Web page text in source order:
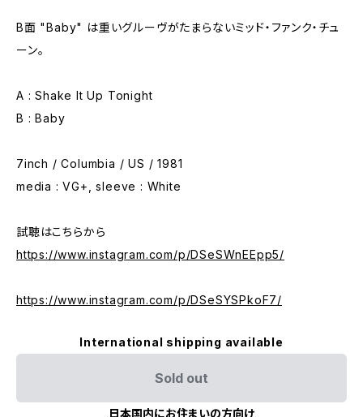
B面 "Baby" は重いグルーヴがたまらないミッド・ファンク・チュ
ーン。
A : Shake It Up Tonight
B : Baby
7inch / Columbia / US / 1981
media : VG+, sleeve : White
試聴はこちらから
https://www.instagram.com/p/DSeSWnEEpp5/
https://www.instagram.com/p/DSeSYSPkoF7/
International shipping available
Sold out
日本国内にお住まいの方向け